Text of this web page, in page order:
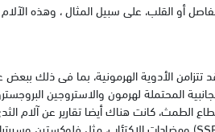
أو القلب، على سبيل المثال ، وهذه
الأدوية الهرمونية، بما فى ذلك
المحتملة لهرمون والاستروجين
الطمث، كانت هناك أيضا تقارير عن آلام